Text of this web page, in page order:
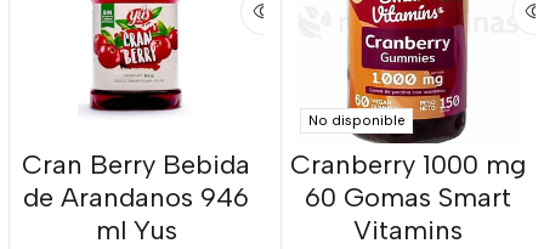
Cran Berry Bebida
de Arandanos 946
ml Yus
No disponible
Cranberry 1000 mg
60 Gomas Smart
Vitamins